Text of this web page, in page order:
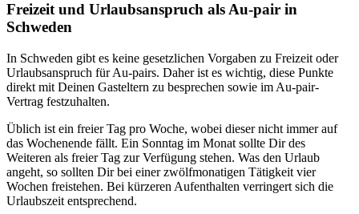
Freizeit und Urlaubsanspruch als Au-pair in
Schweden
In Schweden gibt es keine gesetzlichen Vorgaben zu Freizeit oder
Urlaubsanspruch für Au-pairs. Daher ist es wichtig, diese Punkte
direkt mit Deinen Gasteltern zu besprechen sowie im Au-pair-
Vertrag festzuhalten.
Üblich ist ein freier Tag pro Woche, wobei dieser nicht immer auf
das Wochenende fällt. Ein Sonntag im Monat sollte Dir des
Weiteren als freier Tag zur Verfügung stehen. Was den Urlaub
angeht, so sollten Dir bei einer zwölfmonatigen Tätigkeit vier
Wochen freistehen. Bei kürzeren Aufenthalten verringert sich die
Urlaubszeit entsprechend.